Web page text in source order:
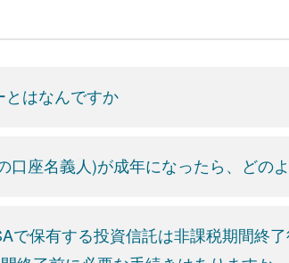
とはなんですか
口座名義人)が成年になったら、どの
で保有する投資信託は非課税期間終